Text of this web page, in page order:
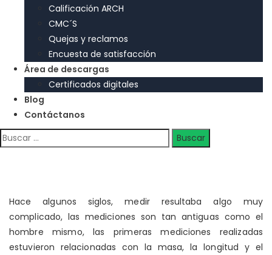
Calificación ARCH
CMC´S
Quejas y reclamos
Encuesta de satisfacción
Área de descargas
Certificados digitales
Blog
Contáctanos
Buscar:
Hace algunos siglos, medir resultaba algo muy
complicado, las mediciones son tan antiguas como el
hombre mismo, las primeras mediciones realizadas
estuvieron relacionadas con la masa, la longitud y el